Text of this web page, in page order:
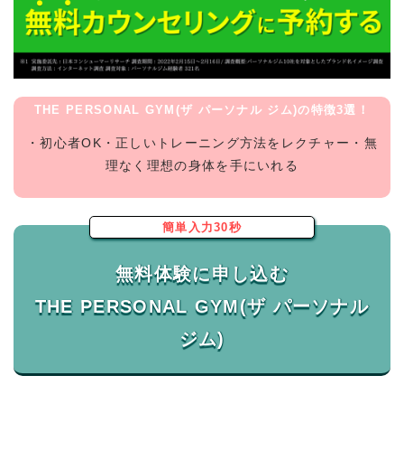
THE PERSONAL GYM(ザ パーソナル ジム)の特徴3選！
・初心者OK・正しいトレーニング方法をレクチャー・無
理なく理想の身体を手にいれる
簡単入力30秒
無料体験に申し込む
THE PERSONAL GYM(ザ パーソナル